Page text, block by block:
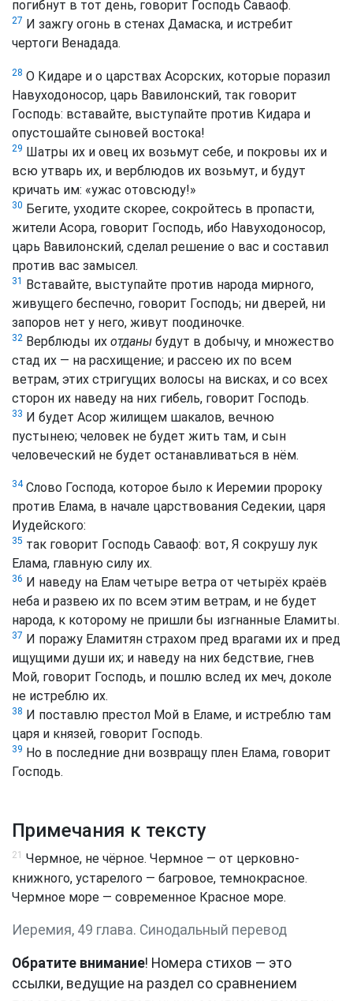
погибнут в тот день, говорит Господь Саваоф.
27 И зажгу огонь в стенах Дамаска, и истребит
чертоги Венадада.
28 О Кидаре и о царствах Асорских, которые поразил
Навуходоносор, царь Вавилонский, так говорит
Господь: вставайте, выступайте против Кидара и
опустошайте сыновей востока!
29 Шатры их и овец их возьмут себе, и покровы их и
всю утварь их, и верблюдов их возьмут, и будут
кричать им: «ужас отовсюду!»
30 Бегите, уходите скорее, сокройтесь в пропасти,
жители Асора, говорит Господь, ибо Навуходоносор,
царь Вавилонский, сделал решение о вас и составил
против вас замысел.
31 Вставайте, выступайте против народа мирного,
живущего беспечно, говорит Господь; ни дверей, ни
запоров нет у него, живут поодиночке.
32 Верблюды их отданы будут в добычу, и множество
стад их — на расхищение; и рассею их по всем
ветрам, этих стригущих волосы на висках, и со всех
сторон их наведу на них гибель, говорит Господь.
33 И будет Асор жилищем шакалов, вечною
пустынею; человек не будет жить там, и сын
человеческий не будет останавливаться в нём.
34Слово Господа, которое было к Иеремии пророку
против Елама, в начале царствования Седекии, царя
Иудейского:
35 так говорит Господь Саваоф: вот, Я сокрушу лук
Елама, главную силу их.
36 И наведу на Елам четыре ветра от четырёх краёв
неба и развею их по всем этим ветрам, и не будет
народа, к которому не пришли бы изгнанные Еламиты.
37 И поражу Еламитян страхом пред врагами их и пред
ищущими души их; и наведу на них бедствие, гнев
Мой, говорит Господь, и пошлю вслед их меч, доколе
не истреблю их.
38 И поставлю престол Мой в Еламе, и истреблю там
царя и князей, говорит Господь.
39 Но в последние дни возвращу плен Елама, говорит
Господь.
Примечания к тексту
21 Чермное, не чёрное. Чермное — от церковно-
книжного, устарелого — багровое, темнокрасное.
Чермное море — современное Красное море.
Иеремия, 49 глава. Синодальный перевод
Обратите внимание! Номера стихов — это
ссылки, ведущие на раздел со сравнением